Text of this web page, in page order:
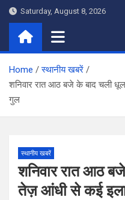
Skip
content
Saturday, August 8, 2026
Home
स्थानीय खबरें
शनिवार रात आठ बजे के बाद चली
गुल
स्थानीय खबरें
शनिवार रात आठ
तेज़ आंधी से कई